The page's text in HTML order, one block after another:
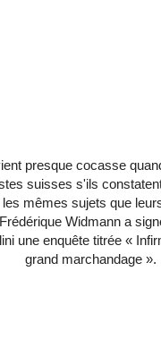
presque cocasse
suisses s'ils
mêmes sujets que
Widmann a
une enquête titrée «
grand marchandage ».